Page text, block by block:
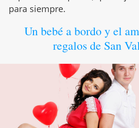
para siempre.
Un bebé a bordo y el
regalos de San